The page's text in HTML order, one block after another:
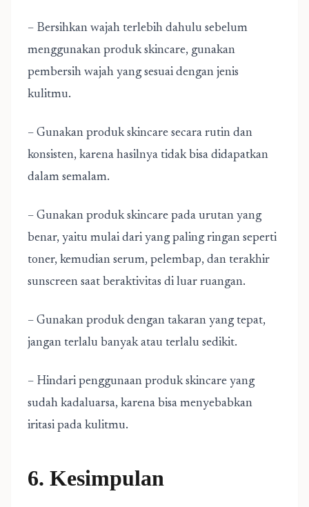
– Bersihkan wajah terlebih dahulu sebelum
menggunakan produk skincare, gunakan
pembersih wajah yang sesuai dengan jenis
kulitmu.
– Gunakan produk skincare secara rutin dan
konsisten, karena hasilnya tidak bisa didapatkan
dalam semalam.
– Gunakan produk skincare pada urutan yang
benar, yaitu mulai dari yang paling ringan seperti
toner, kemudian serum, pelembap, dan terakhir
sunscreen saat beraktivitas di luar ruangan.
– Gunakan produk dengan takaran yang tepat,
jangan terlalu banyak atau terlalu sedikit.
– Hindari penggunaan produk skincare yang
sudah kadaluarsa, karena bisa menyebabkan
iritasi pada kulitmu.
6. Kesimpulan